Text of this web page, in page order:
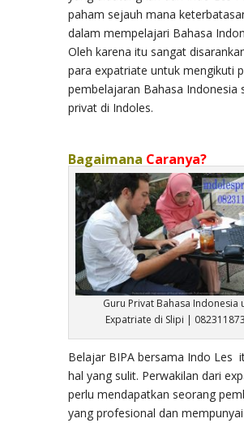
paham sejauh mana
dalam mempelajari Bahasa
Oleh karena itu sangat
para expatriate untuk mengikuti
pembelajaran Bahasa Indonesia
privat di Indoles.
Bagaimana Caranya?
Guru Privat Bahasa Indonesia
Expatriate di Slipi |
Belajar BIPA bersama Indo Les
hal yang sulit. Perwakilan dari
perlu mendapatkan seorang
yang profesional dan